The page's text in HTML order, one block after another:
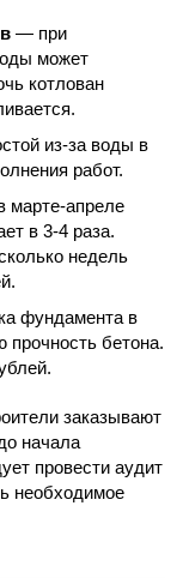
— при
может
котлован
из-за воды в
работ.
марте-апреле
в 3-4 раза.
недель
фундамента в
прочность бетона.
заказывают
начала
провести аудит
необходимое